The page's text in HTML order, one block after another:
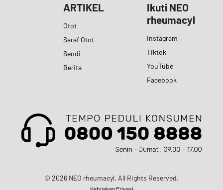
ARTIKEL
Otot
Saraf Otot
Sendi
Berita
Ikuti NEO
rheumacyl
Instagram
Tiktok
YouTube
Facebook
© 2026 NEO rheumacyl. All Rights Reserved.
Kebijakan Privasi